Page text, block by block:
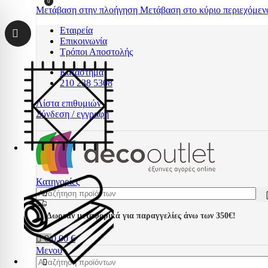
Μετάβαση στην πλοήγηση Μετάβαση στο κύριο
Εταιρεία
Επικοινωνία
Τρόποι Αποστολής
Κατάστημα
210 238 5308
Λίστα επιθυμιών
Σύνδεση / εγγραφή
Κατηγορίες
Δωρεάν μεταφορικά για παραγγελίες άνω των 350€!
00,00€
Μενού
0